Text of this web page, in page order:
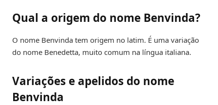
Qual a origem do nome Benvinda?
O nome Benvinda tem origem no latim. É uma variação
do nome Benedetta, muito comum na língua italiana.
Variações e apelidos do nome
Benvinda